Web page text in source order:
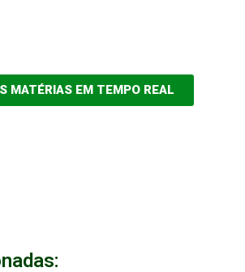
MATÉRIAS EM TEMPO REAL